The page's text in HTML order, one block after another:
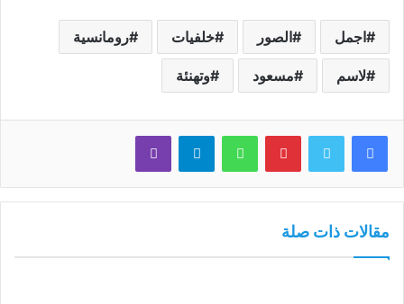
اجمل الصور خلفيات رومانسية
لاسم مسعود وتهنئة
فيسبوك تويتر بينتيريستواتساب تيلقرام ڤايبر
مقالات ذات صلة